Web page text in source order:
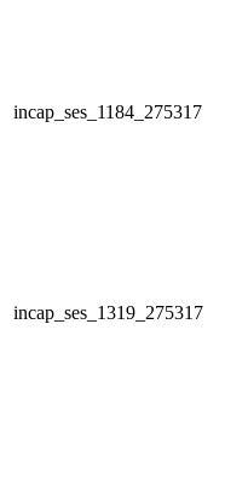
incap_ses_1184_275317
incap_ses_1319_275317